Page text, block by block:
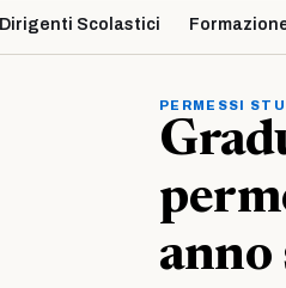
Dirigenti Scolastici
PERMESSI
anno